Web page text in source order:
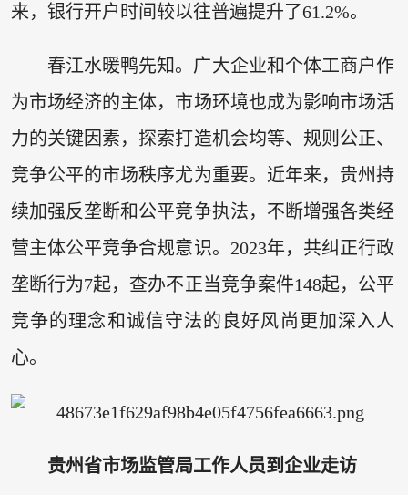
来，银行开户时间较以往普遍提升了61.2%。
春江水暖鸭先知。广大企业和个体工商户作
为市场经济的主体，市场环境也成为影响市场活
力的关键因素，探索打造机会均等、规则公正、
竞争公平的市场秩序尤为重要。近年来，贵州持
续加强反垄断和公平竞争执法，不断增强各类经
营主体公平竞争合规意识。2023年，共纠正行政
垄断行为7起，查办不正当竞争案件148起，公平
竞争的理念和诚信守法的良好风尚更加深入人
心。
贵州省市场监管局工作人员到企业走访